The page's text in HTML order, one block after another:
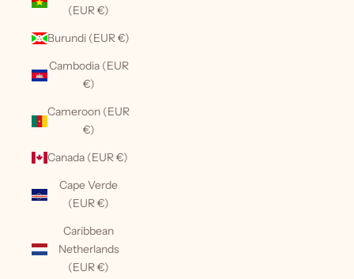
(EUR €)
Burundi (EUR €)
Cambodia (EUR
€)
Cameroon (EUR
€)
Canada (EUR €)
Cape Verde
(EUR €)
Caribbean
Netherlands
(EUR €)